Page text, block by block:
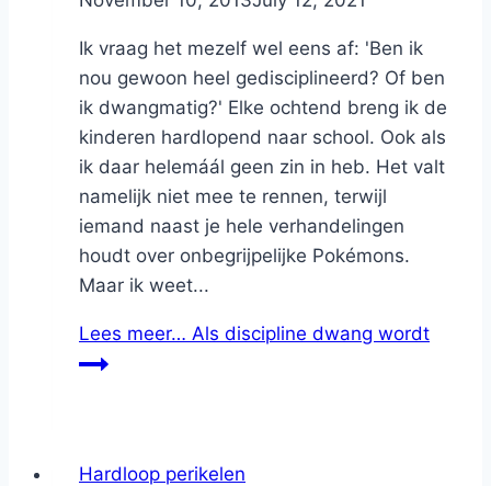
Ik vraag het mezelf wel eens af: 'Ben ik
nou gewoon heel gedisciplineerd? Of ben
ik dwangmatig?' Elke ochtend breng ik de
kinderen hardlopend naar school. Ook als
ik daar helemáál geen zin in heb. Het valt
namelijk niet mee te rennen, terwijl
iemand naast je hele verhandelingen
houdt over onbegrijpelijke Pokémons.
Maar ik weet...
Lees meer… Als discipline dwang wordt
Hardloop perikelen